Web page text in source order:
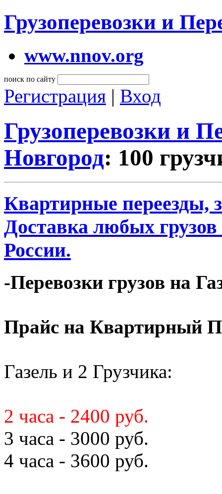
Грузоперевозки и
www.nnov.org
поиск по сайту
Регистрация | Вход
Грузоперевозки и
Новгород: 100
Квартирные переезды,
Доставка любых
России.
-Перевозки грузов на
Прайс на Квартирный
Газель и 2 Грузчика:
2 часа - 2400 руб.
3 часа - 3000 руб.
4 часа - 3600 руб.